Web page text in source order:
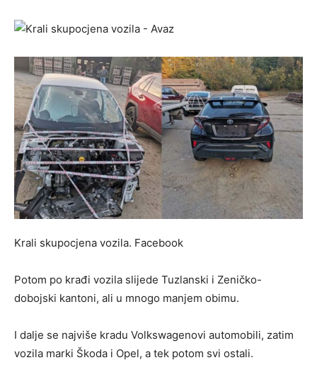
Krali skupocjena vozila. Facebook
Potom po krađi vozila slijede Tuzlanski i Zeničko-
dobojski kantoni, ali u mnogo manjem obimu.
I dalje se najviše kradu Volkswagenovi automobili, zatim
vozila marki Škoda i Opel, a tek potom svi ostali.